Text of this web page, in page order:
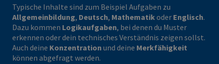
Typische Inhalte sind zum Beispiel Aufgaben zu
Allgemeinbildung, Deutsch, Mathematikoder Englisch.
Dazu kommen Logikaufgaben, bei denen du Muster
erkennen oder dein technisches Verständnis zeigen sollst.
Auch deine Konzentration und deine Merkfähigkeit
können abgefragt werden.